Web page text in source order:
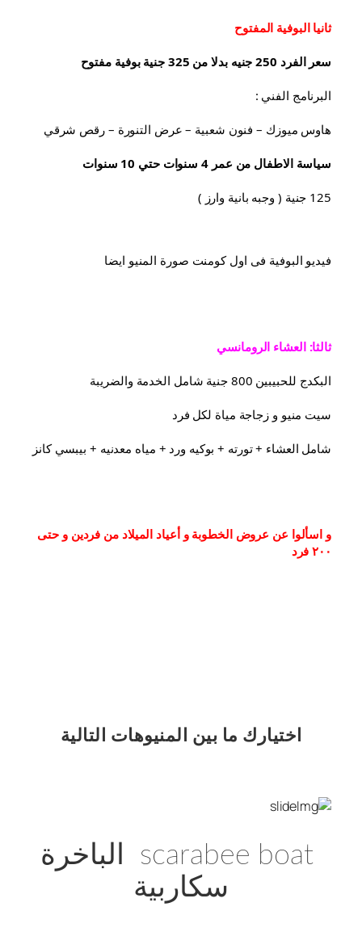
ثانيا البوفية المفتوح
سعر الفرد 250 جنيه بدلا من 325 جنية بوفية مفتوح
البرنامج الفني :
هاوس ميوزك – فنون شعبية – عرض التنورة – رقص شرقي
سياسة الاطفال من عمر 4 سنوات حتي 10 سنوات
125 جنية ( وجبه بانية وارز )
فيديو البوفية فى اول كومنت صورة المنيو ايضا
ثالثا: العشاء الرومانسي
البكدج للحبيبين 800 جنية شامل الخدمة والضريبة
سيت منيو و زجاجة مياة لكل فرد
شامل العشاء⁦⁩ + تورته + بوكيه ورد + مياه معدنيه + بيبسي كانز
٢٠٠ فرد
اختيارك ما بين المنيوهات التالية
scarabee boat الباخرة
سكاربية